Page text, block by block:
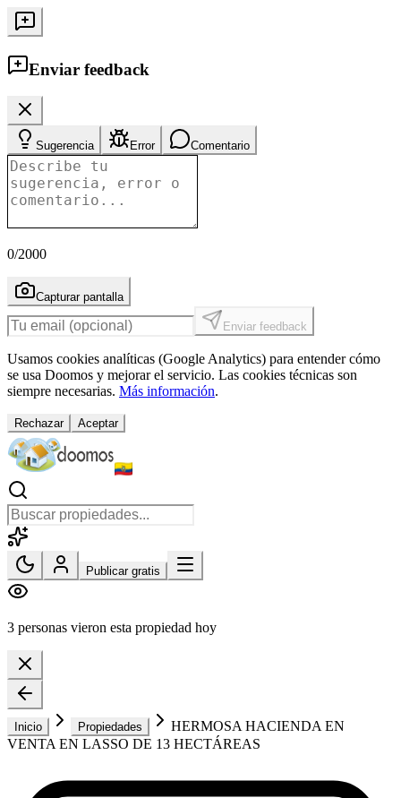
Enviar feedback
Sugerencia Error Comentario
0/2000
Capturar pantalla
Enviar feedback
Usamos cookies analíticas (Google Analytics) para entender cómo
se usa Doomos y mejorar el servicio. Las cookies técnicas son
siempre necesarias. Más información.
Rechazar Aceptar
Publicar gratis
3 personas vieron esta propiedad hoy
Inicio Propiedades
HERMOSA HACIENDA EN
VENTA EN LASSO DE 13 HECTÁREAS